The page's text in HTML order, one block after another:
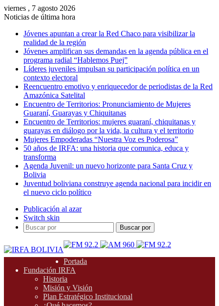
viernes , 7 agosto 2026
Noticias de última hora
Jóvenes apuntan a crear la Red Chaco para visibilizar la
realidad de la región
Jóvenes amplifican sus demandas en la agenda pública en el
programa radial “Hablemos Puej”
Líderes juveniles impulsan su participación política en un
contexto electoral
Reencuentro emotivo y enriquecedor de periodistas de la Red
Amazónica Satelital
Encuentro de Territorios: Pronunciamiento de Mujeres
Guaraní, Guarayas y Chiquitanas
Encuentro de Territorios: mujeres guaraní, chiquitanas y
guarayas en diálogo por la vida, la cultura y el territorio
Mujeres Empoderadas “Nuestra Voz es Poderosa”
50 años de IRFA: una historia que comunica, educa y
transforma
Agenda Juvenil: un nuevo horizonte para Santa Cruz y
Bolivia
Juventud boliviana construye agenda nacional para incidir en
el nuevo ciclo político
Publicación al azar
Switch skin
Buscar por
Portada
Fundación IRFA
Historia
Misión y Visión
Plan Estratégico Institucional